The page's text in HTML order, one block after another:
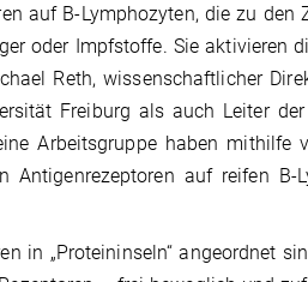
auf B-Lymphozyten, die zu den
oder Impfstoffe. Sie aktivieren
Reth, wissenschaftlicher
Freiburg als auch Leiter
Arbeitsgruppe haben mithilfe
auf reifen B-
in „Proteininseln“ angeordnet